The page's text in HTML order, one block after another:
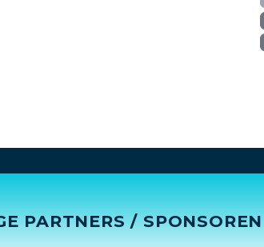
PARTNERS / SPONSOREN